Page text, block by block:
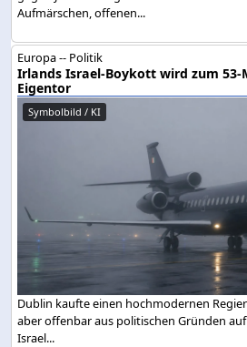
Aufmärschen, offenen...
Europa -- Politik
Irlands Israel-Boykott wird zum 53-
Eigentor
Symbolbild / KI
Dublin kaufte einen hochmodernen
aber offenbar aus politischen Gründen
Israel...